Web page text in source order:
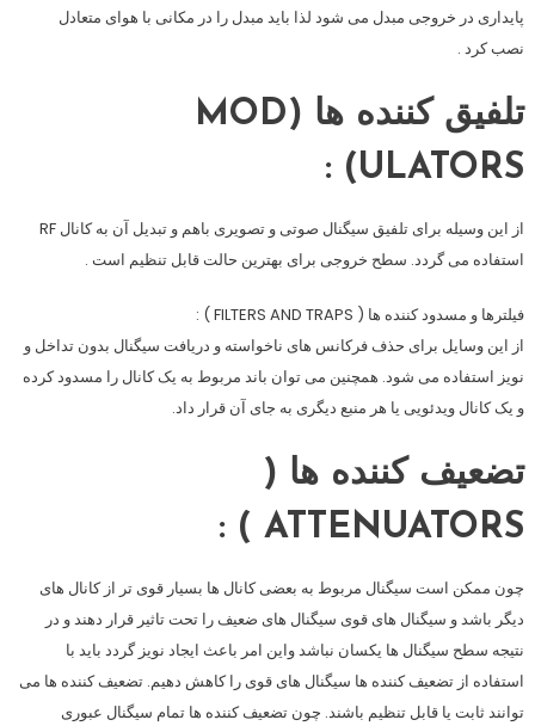
پایداری در خروجی مبدل می شود لذا باید مبدل را در مکانی با هوای متعادل
نصب کرد .
تلفیق کننده ها (MOD
ULATORS) :
از این وسیله برای تلفیق سیگنال صوتی و تصویری باهم و تبدیل آن به کانال RF
استفاده می گردد. سطح خروجی برای بهترین حالت قابل تنظیم است .
فیلترها و مسدود کننده ها ( FILTERS AND TRAPS ) :
از این وسایل برای حذف فرکانس های ناخواسته و دریافت سیگنال بدون تداخل و
نویز استفاده می شود. همچنین می توان باند مربوط به یک کانال را مسدود کرده
و یک کانال ویدئویی یا هر منبع دیگری به جای آن قرار داد.
تضعیف کننده ها (
ATTENUATORS ) :
چون ممکن است سیگنال مربوط به بعضی کانال ها بسیار قوی تر از کانال های
دیگر باشد و سیگنال های قوی سیگنال های ضعیف را تحت تاثیر قرار دهند و در
نتیجه سطح سیگنال ها یکسان نباشد واین امر باعث ایجاد نویز گردد باید با
استفاده از تضعیف کننده ها سیگنال های قوی را کاهش دهیم. تضعیف کننده ها می
توانند ثابت یا قابل تنظیم باشند. چون تضعیف کننده ها تمام سیگنال عبوری